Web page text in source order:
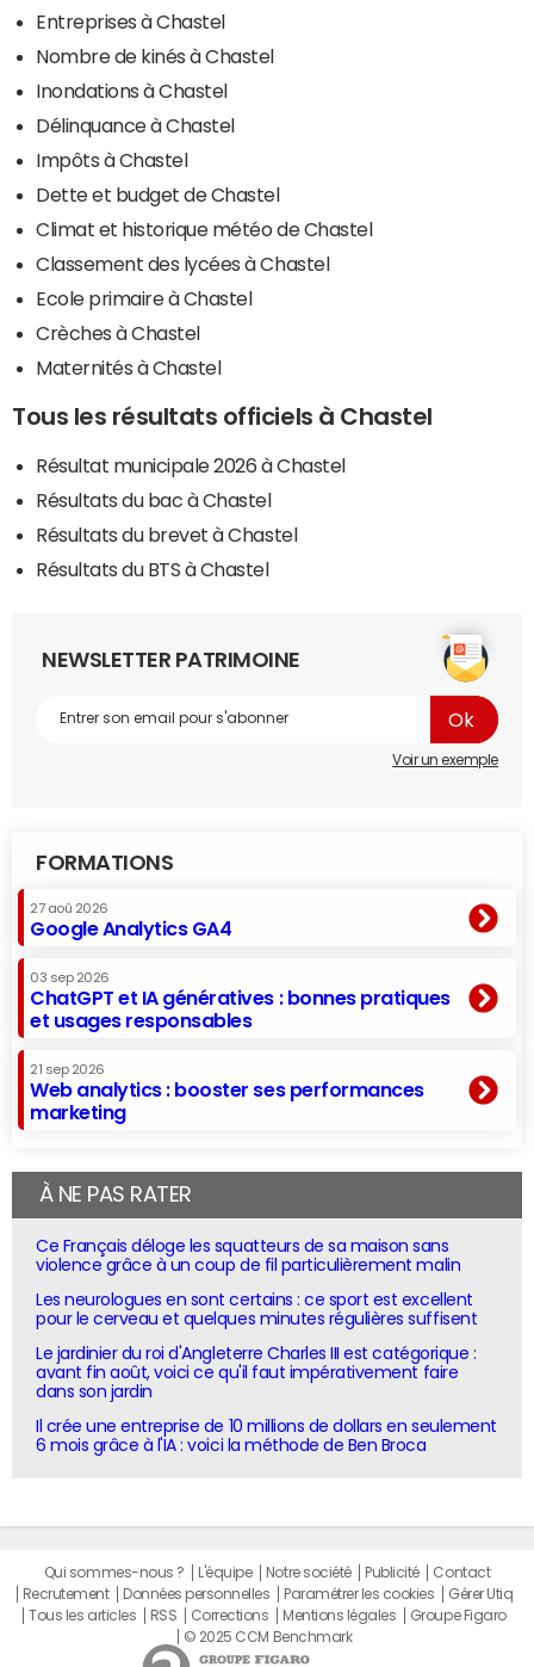
Entreprises à Chastel
Nombre de kinés à Chastel
Inondations à Chastel
Délinquance à Chastel
Impôts à Chastel
Dette et budget de Chastel
Climat et historique météo de Chastel
Classement des lycées à Chastel
Ecole primaire à Chastel
Crèches à Chastel
Maternités à Chastel
Tous les résultats officiels à Chastel
Résultat municipale 2026 à Chastel
Résultats du bac à Chastel
Résultats du brevet à Chastel
Résultats du BTS à Chastel
NEWSLETTER PATRIMOINE
Voir un exemple
FORMATIONS
27 aoû 2026
Google Analytics GA4
03 sep 2026
ChatGPT et IA génératives : bonnes pratiques
et usages responsables
21 sep 2026
Web analytics : booster ses performances
marketing
À NE PAS RATER
Ce Français déloge les squatteurs de sa maison sans
violence grâce à un coup de fil particulièrement malin
Les neurologues en sont certains : ce sport est excellent
pour le cerveau et quelques minutes régulières suffisent
Le jardinier du roi d'Angleterre Charles III est catégorique :
avant fin août, voici ce qu'il faut impérativement faire
dans son jardin
Il crée une entreprise de 10 millions de dollars en seulement
6 mois grâce à l'IA : voici la méthode de Ben Broca
Qui sommes-nous ? L'équipe Notre société Publicité
Contact
Recrutement
Données personnelles Paramétrer les cookies
Gérer Utiq
Tous les articles
RSS Corrections Mentions légales
Groupe Figaro
© 2025 CCM Benchmark